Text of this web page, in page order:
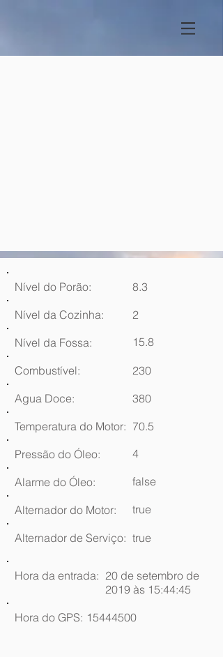
Nível do Porão:
8.3
Nível da Cozinha:
2
Nível da Fossa:
15.8
Combustível:
230
Agua Doce:
380
Temperatura do Motor: 70.5
Pressão do Óleo:
4
Alarme do Óleo: false
Alternador do Motor: true
Alternador de Serviço: true
Hora da entrada: 20 de setembro de
2019 às 15:44:45
Hora do GPS: 15444500